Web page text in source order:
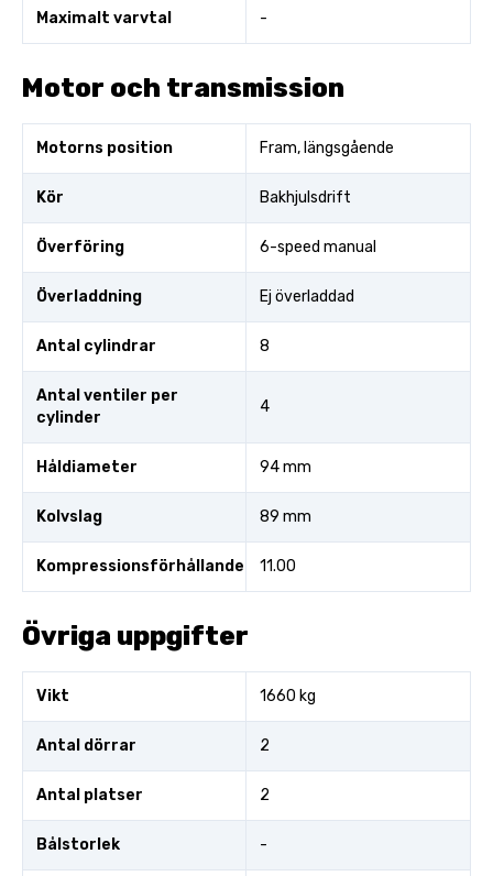
Maximalt varvtal -
Motor och transmission
Motorns position Fram, längsgående
Kör Bakhjulsdrift
Överföring 6-speed manual
Överladdning Ej överladdad
Antal cylindrar 8
Antal ventiler per
cylinder
4
Håldiameter 94 mm
Kolvslag 89 mm
Kompressionsförhållande 11.00
Övriga uppgifter
Vikt 1660 kg
Antal dörrar 2
Antal platser 2
Bålstorlek -